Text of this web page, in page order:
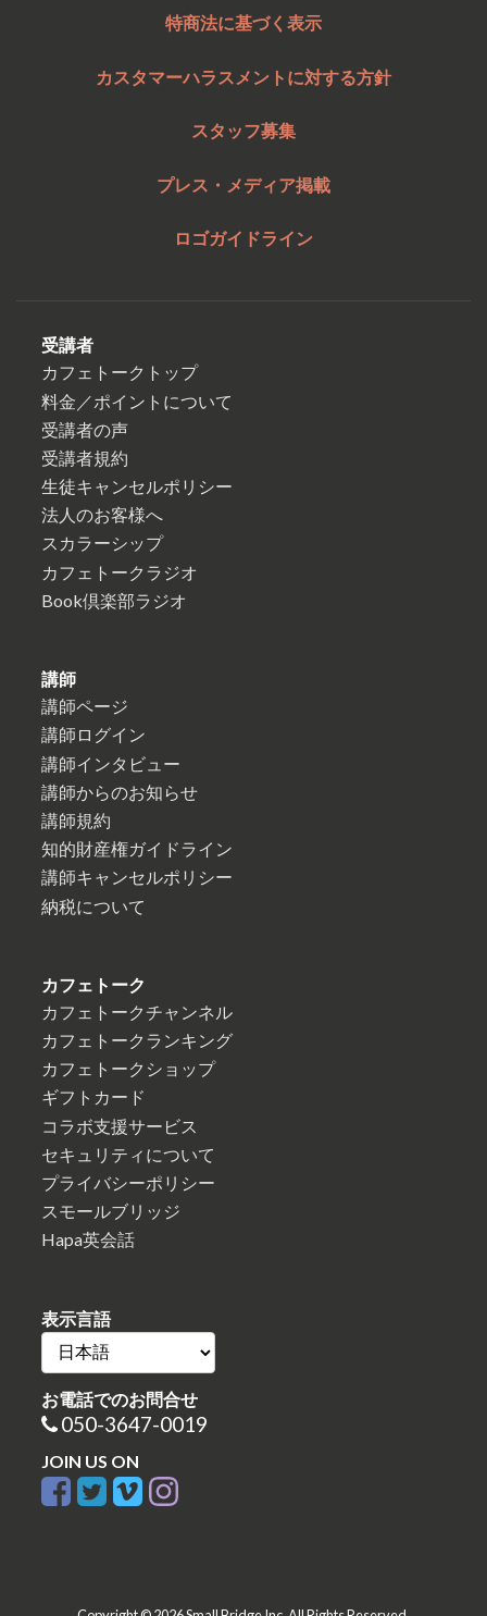
特商法に基づく表示
カスタマーハラスメントに対する方針
スタッフ募集
プレス・メディア掲載
ロゴガイドライン
受講者
カフェトークトップ
料金／ポイントについて
受講者の声
受講者規約
生徒キャンセルポリシー
法人のお客様へ
スカラーシップ
カフェトークラジオ
Book倶楽部ラジオ
講師
講師ページ
講師ログイン
講師インタビュー
講師からのお知らせ
講師規約
知的財産権ガイドライン
講師キャンセルポリシー
納税について
カフェトーク
カフェトークチャンネル
カフェトークランキング
カフェトークショップ
ギフトカード
コラボ支援サービス
セキュリティについて
プライバシーポリシー
スモールブリッジ
Hapa英会話
表示言語
お電話でのお問合せ
050-3647-0019
JOIN US ON